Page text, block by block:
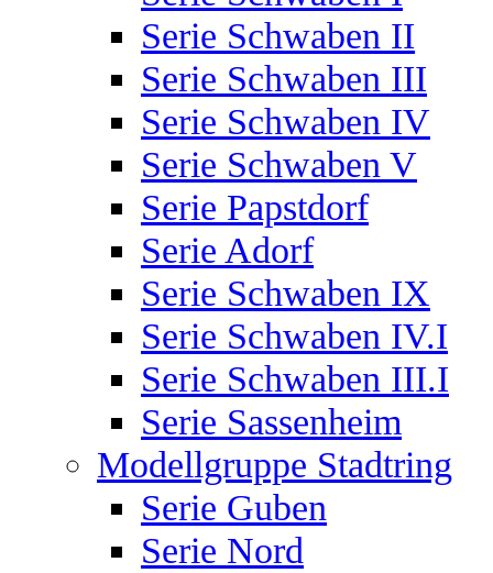
Serie Schwaben II
Serie Schwaben III
Serie Schwaben IV
Serie Schwaben V
Serie Papstdorf
Serie Adorf
Serie Schwaben IX
Serie Schwaben IV.I
Serie Schwaben III.I
Serie Sassenheim
Modellgruppe Stadtring
Serie Guben
Serie Nord